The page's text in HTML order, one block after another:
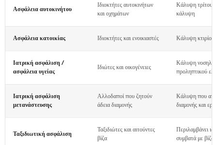
Ασφάλεια αυτοκινήτου
Ιδιοκτήτες αυτοκινήτων
και οχημάτων
Κάλυψη τρίτου,
κάλυψη
Ασφάλεια κατοικίας Ιδιοκτήτες και ενοικιαστές Κάλυψη κτιρίου
Ιατρική ασφάλιση /
ασφάλεια υγείας
Ιδιώτες και οικογένειες
Κάλυψη
προληπτικού
Ιατρική ασφάλιση
μετανάστευσης
Αλλοδαποί που ζητούν
άδεια διαμονής
Κάλυψη που
διαμονής και
Ταξιδιωτική ασφάλιση
Ταξιδιώτες και αιτούντες
βίζα
Περιλαμβάνει
συμβατά με βίζα